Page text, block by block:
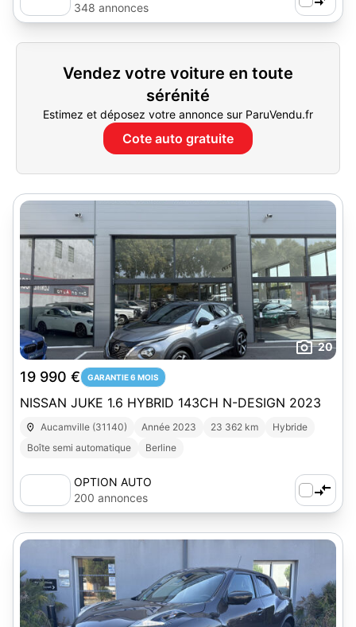
348 annonces
Vendez votre voiture en toute
sérénité
Estimez et déposez votre annonce sur ParuVendu.fr
Cote auto gratuite
20
19 990 € GARANTIE 6 MOIS
NISSAN JUKE 1.6 HYBRID 143CH N-DESIGN 2023
Aucamville (31140) Année 2023 23 362 km
Hybride
Boîte semi automatique
Berline
OPTION AUTO
200 annonces